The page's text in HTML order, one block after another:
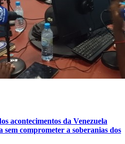
acontecimentos da Venezuela
sem comprometer a soberanias dos